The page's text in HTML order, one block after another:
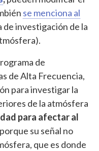
se menciona al
de investigación de la
de
de Alta Frecuencia,
para investigar la
de la atmósfera
para afectar al
porque su señal no
que es donde